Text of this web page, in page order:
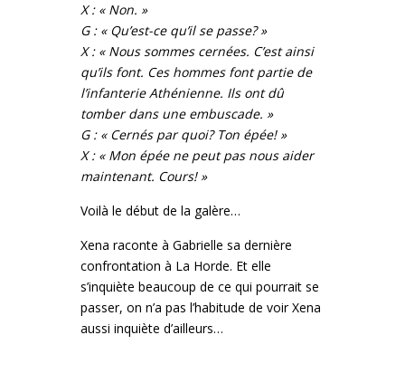
X : « Non. »
G : « Qu’est-ce qu’il se passe? »
X : « Nous sommes cernées. C’est ainsi
qu’ils font. Ces hommes font partie de
l’infanterie Athénienne. Ils ont dû
tomber dans une embuscade. »
G : « Cernés par quoi? Ton épée! »
X : « Mon épée ne peut pas nous aider
maintenant. Cours! »
Voilà le début de la galère…
Xena raconte à Gabrielle sa dernière
confrontation à La Horde. Et elle
s’inquiète beaucoup de ce qui pourrait se
passer, on n’a pas l’habitude de voir Xena
aussi inquiète d’ailleurs…